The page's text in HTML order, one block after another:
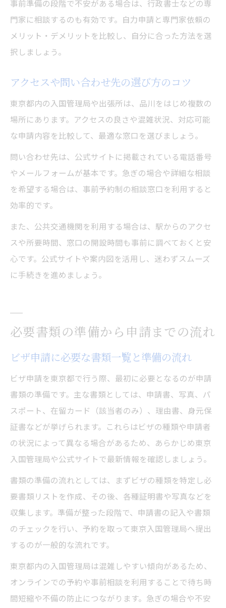
事前準備の段階で不安がある場合は、行政書士などの専
門家に相談するのも有効です。自力申請と専門家依頼の
メリット・デメリットを比較し、自分に合った方法を選
択しましょう。
アクセスや問い合わせ先の選び方のコツ
東京都内の入国管理局や出張所は、品川をはじめ複数の
場所にあります。アクセスの良さや混雑状況、対応可能
な申請内容を比較して、最適な窓口を選びましょう。
問い合わせ先は、公式サイトに掲載されている電話番号
やメールフォームが基本です。急ぎの場合や詳細な相談
を希望する場合は、事前予約制の相談窓口を利用すると
効率的です。
また、公共交通機関を利用する場合は、駅からのアクセ
スや所要時間、窓口の開設時間も事前に調べておくと安
心です。公式サイトや案内図を活用し、迷わずスムーズ
に手続きを進めましょう。
必要書類の準備から申請までの流れ
ビザ申請に必要な書類一覧と準備の流れ
ビザ申請を東京都で行う際、最初に必要となるのが申請
書類の準備です。主な書類としては、申請書、写真、パ
スポート、在留カード（該当者のみ）、理由書、身元保
証書などが挙げられます。これらはビザの種類や申請者
の状況によって異なる場合があるため、あらかじめ東京
入国管理局や公式サイトで最新情報を確認しましょう。
書類の準備の流れとしては、まずビザの種類を特定し必
要書類リストを作成、その後、各種証明書や写真などを
収集します。準備が整った段階で、申請書の記入や書類
のチェックを行い、予約を取って東京入国管理局へ提出
するのが一般的な流れです。
東京都内の入国管理局は混雑しやすい傾向があるため、
オンラインでの予約や事前相談を利用することで待ち時
間短縮や不備の防止につながります。急ぎの場合や不安